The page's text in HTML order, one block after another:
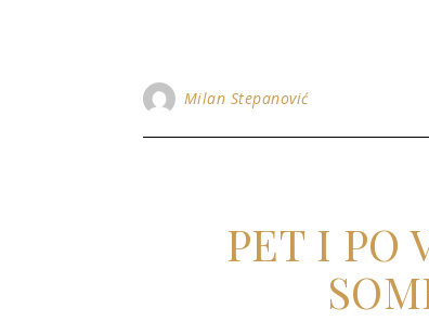
Milan Stepanović
PET I PO